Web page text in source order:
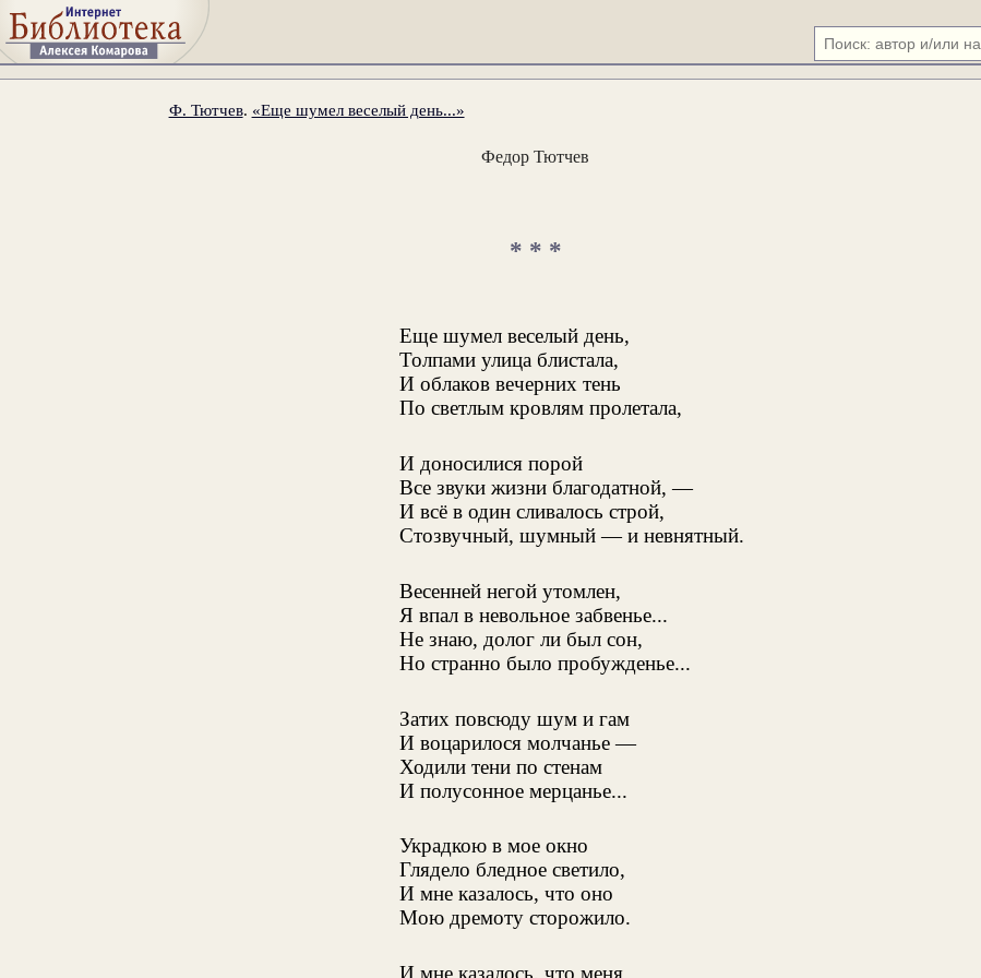
Ф. Тютчев. «Еще шумел веселый день...»
Федор Тютчев
* * *
Еще шумел веселый день,
Толпами улица блистала,
И облаков вечерних тень
По светлым кровлям пролетала,
И доносилися порой
Все звуки жизни благодатной, —
И всё в один сливалось строй,
Стозвучный, шумный — и невнятный.
Весенней негой утомлен,
Я впал в невольное забвенье...
Не знаю, долог ли был сон,
Но странно было пробужденье...
Затих повсюду шум и гам
И воцарилося молчанье —
Ходили тени по стенам
И полусонное мерцанье...
Украдкою в мое окно
Глядело бледное светило,
И мне казалось, что оно
Мою дремоту сторожило.
И мне казалось, что меня